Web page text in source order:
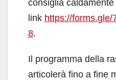
consiglia
link https://forms.gle/
8.
Il programma della
articolerà fino a fine